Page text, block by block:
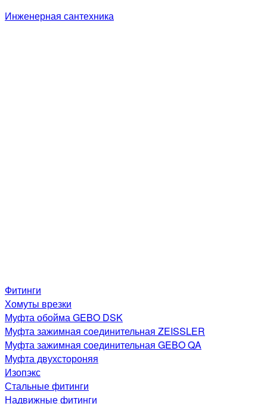
Инженерная сантехника
Фитинги
Хомуты врезки
Муфта обойма GEBO DSK
Муфта зажимная соединительная ZEISSLER
Муфта зажимная соединительная GEBO QA
Муфта двухстороняя
Изопэкс
Стальные фитинги
Надвижные фитинги